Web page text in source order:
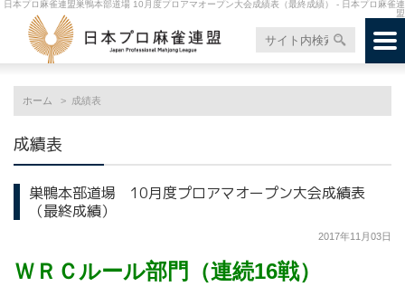
日本プロ麻雀連盟巣鴨本部道場 10月度プロアマオープン大会成績表（最終成績） - 日本プロ麻雀連
盟
ホーム 成績表
成績表
巣鴨本部道場 10月度プロアマオープン大会成績表
（最終成績）
2017年11月03日
ＷＲＣルール部門（連続16戦）